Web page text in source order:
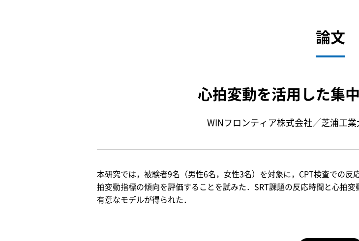
論文
心拍変動を活用した集
WINフロンティア株式会社／芝浦工
本研究では，被験者9名（男性6名，女性3名）を対象に，CPT検査での
拍変動指標の傾向を評価することを試みた．SRT課題の反応時間と心拍
有意なモデルが得られた．